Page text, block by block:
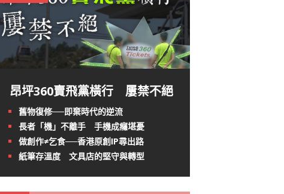
昂坪360賣飛黨橫行 屢禁不絕
舊物復修──即棄時代的逆流
長者「機」不離手 手機成癮堪憂
做創作≠乞食──香港原創IP尋出路
紙筆存溫度 文具店的堅守與轉型